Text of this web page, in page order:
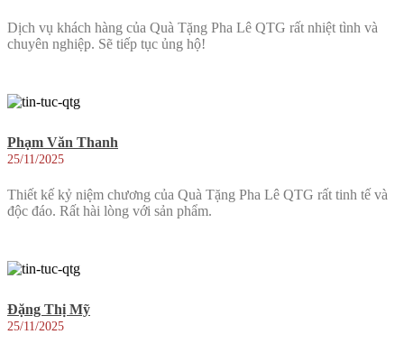
Dịch vụ khách hàng của Quà Tặng Pha Lê QTG rất nhiệt tình và
chuyên nghiệp. Sẽ tiếp tục ủng hộ!
Phạm Văn Thanh
25/11/2025
Thiết kế kỷ niệm chương của Quà Tặng Pha Lê QTG rất tinh tế và
độc đáo. Rất hài lòng với sản phẩm.
Đặng Thị Mỹ
25/11/2025